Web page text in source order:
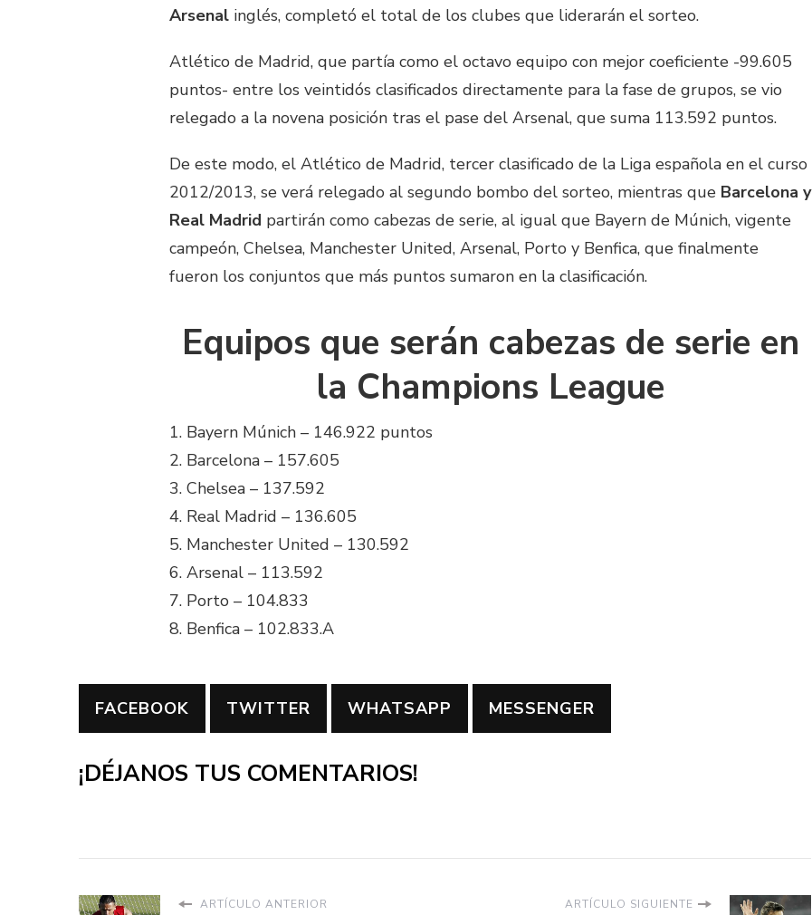
Arsenal inglés, completó el total de los clubes que liderarán el sorteo.
Atlético de Madrid, que partía como el octavo equipo con mejor coeficiente -99.605
puntos- entre los veintidós clasificados directamente para la fase de grupos, se vio
relegado a la novena posición tras el pase del Arsenal, que suma 113.592 puntos.
De este modo, el Atlético de Madrid, tercer clasificado de la Liga española en el curso
2012/2013, se verá relegado al segundo bombo del sorteo, mientras que Barcelona y
Real Madrid partirán como cabezas de serie, al igual que Bayern de Múnich, vigente
campeón, Chelsea, Manchester United, Arsenal, Porto y Benfica, que finalmente
fueron los conjuntos que más puntos sumaron en la clasificación.
Equipos que serán cabezas de serie en
la Champions League
1. Bayern Múnich – 146.922 puntos
2. Barcelona – 157.605
3. Chelsea – 137.592
4. Real Madrid – 136.605
5. Manchester United – 130.592
6. Arsenal – 113.592
7. Porto – 104.833
8. Benfica – 102.833.A
FACEBOOK TWITTER WHATSAPP MESSENGER
¡DÉJANOS TUS COMENTARIOS!
ARTÍCULO ANTERIOR ARTÍCULO SIGUIENTE